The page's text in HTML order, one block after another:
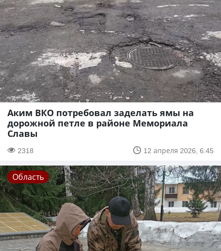
Аким ВКО потребовал заделать ямы на
дорожной петле в районе Мемориала
Славы
2318 12 апреля 2026, 6:45
Область